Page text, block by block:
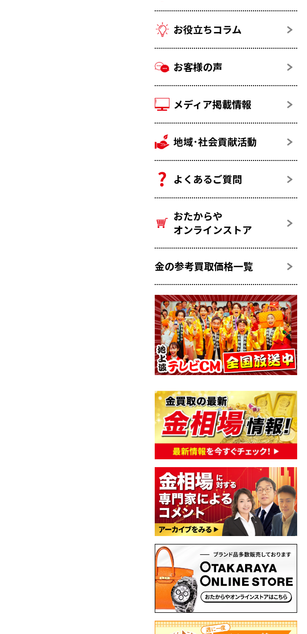
お役立ちコラム
お客様の声
メディア掲載情報
地域･社会貢献活動
よくあるご質問
おたからや
オンラインストア
金の参考買取価格一覧